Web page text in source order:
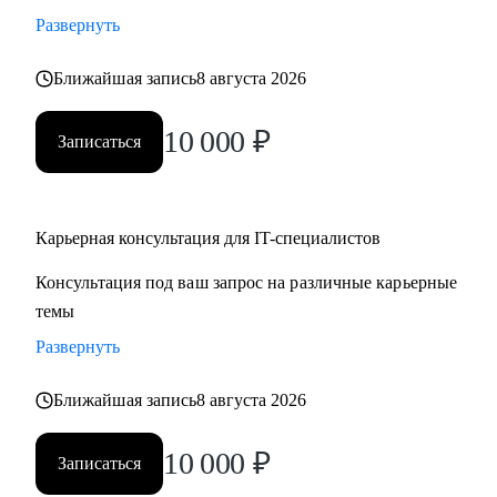
• Стратегии карьерного роста: как перейти с junior на
• Стратегия поиска работы: как и где искать вакансии, как
откликаться, как построить системный подход к поиску
вакансий
• Стратегия релокации в Европу: как выбрать страну, где
• QA, аналитики (бизнес + системные)
• Разработчики
• Project/Product-менеджеры
Развернуть
Ближайшая запись8 августа 2026
Записаться 10 000 ₽
Карьерная консультация для IT-специалистов
Консультация под ваш запрос на различные карьерные
темы
Развернуть
Ближайшая запись8 августа 2026
Записаться 10 000 ₽